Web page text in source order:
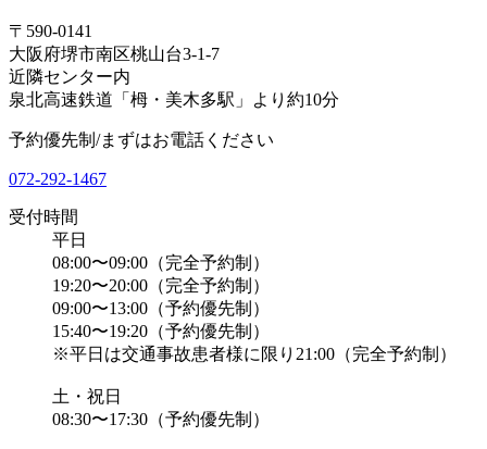
〒590-0141
大阪府堺市南区桃山台3-1-7
近隣センター内
泉北高速鉄道「栂・美木多駅」より約10分
予約優先制/まずはお電話ください
072-292-1467
受付時間
平日
08:00〜09:00（完全予約制）
19:20〜20:00（完全予約制）
09:00〜13:00（予約優先制）
15:40〜19:20（予約優先制）
※平日は交通事故患者様に限り21:00（完全予約制）
土・祝日
08:30〜17:30（予約優先制）